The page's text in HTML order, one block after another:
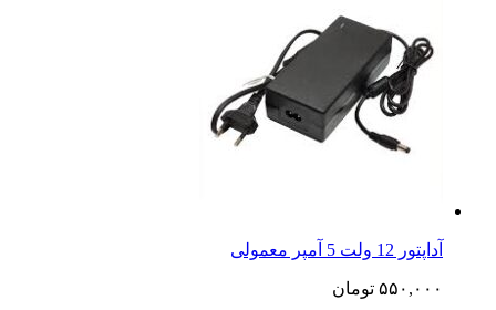
آداپتور 12 ولت 5 آمپر معمولی
۵۵۰,۰۰۰ تومان